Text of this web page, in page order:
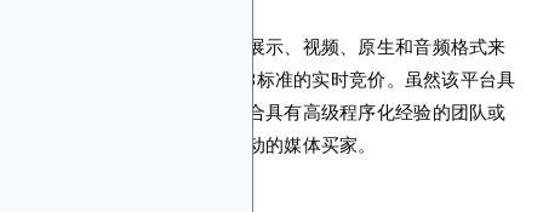
您的广告活动目标可以通过展示、视频、原生和音频格式来
支持，并采用基于OpenRTB标准的实时竞价。虽然该平台具
有众多独特功能，但它最适合具有高级程序化经验的团队或
管理大批量、多渠道广告活动的媒体买家。